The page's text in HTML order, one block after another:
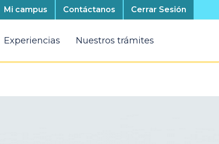
Mi campus Contáctanos Cerrar Sesión
Experiencias Nuestros trámites